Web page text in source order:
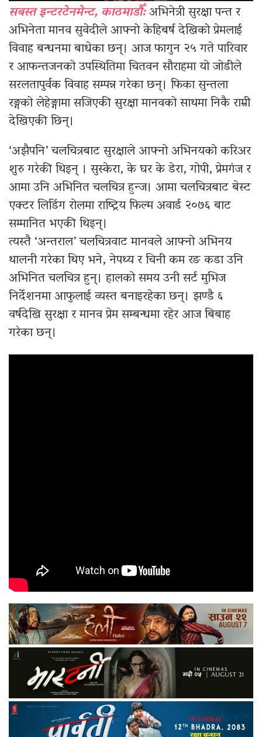
सबस्त इन्टरटेनमेन्ट, काठमाडौँ:अभिनेत्री सुरक्षा पन्त र
अभिनेता मानव सुवेदीले आफ्नो केहिबर्ष देखिको प्रेमलाई
विवाह बन्धनमा बाधेका छन्। आज फागुन २५ गते पारिवार
र आफन्तजनको उपस्थितिमा चितवन सौराहमा यो जोडीले
सरलतापुर्वक विवाह सम्पन्न गरेका छन्। फिका सुन्तला
रङ्गको लेहेङ्गामा सजिएकी सुरक्षा मानवको साथमा निकै राम्री
देखिएकी छिन्।
‘अझैपनि’ चलचित्रबाट सुरक्षाले आफ्नो अभिनयको करिअर
शुरु गरेकी थिइन् । सुस्केरा, के घर के डेरा, गोपी, प्रेमगंज र
आमा उनि अभिनित चलचित्र हुन्ज। आमा चलचित्रबाट बेस्ट
एक्टर लिडिंग रोलमा राष्ट्रिय फिल्म अवार्ड २०७६ बाट
सम्मानित भएकी थिइन्।
त्यस्तै ‘अन्तराल’ चलचित्रवाट मानवले आफ्नो अभिनय
थालनी गरेका थिए भने, नेपथ्य र चिनी कम रङ कडा उनि
अभिनित चलचित्र हुन्। हालको समय उनी सर्ट मुभिज
निर्देशनमा आफुलाई व्यस्त बनाइरहेका छन्। झण्डै ६
वर्षदेखि सुरक्षा र मानव प्रेम सम्बन्धमा रहेर आज बिबाह
गरेका छन्।